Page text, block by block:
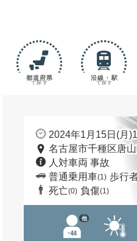
都道府県
で探す
沿線・駅
で探す
2024年1月15日(月
名古屋市千種区唐
人対車両 事故
普通乗用車(1) 歩行
死亡(0) 負傷(1)
他